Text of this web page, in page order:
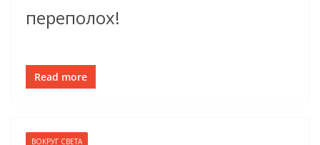
переполох!
Read more
ВОКРУГ СВЕТА